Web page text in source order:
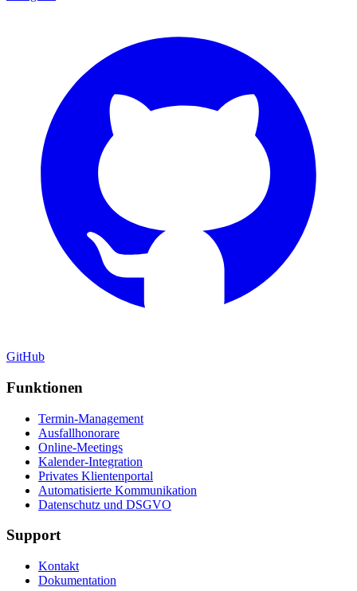
GitHub
Funktionen
Termin-Management
Ausfallhonorare
Online-Meetings
Kalender-Integration
Privates Klientenportal
Automatisierte Kommunikation
Datenschutz und DSGVO
Support
Kontakt
Dokumentation